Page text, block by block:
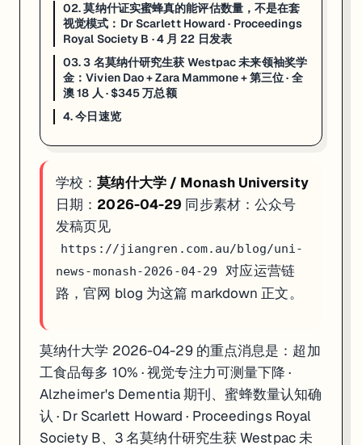
02. 莫纳什证实蜜蜂真的能评估数量，不是在套
视觉模式：Dr Scarlett Howard · Proceedings
Royal Society B · 4 月 22 日发表
03. 3 名莫纳什研究生获 Westpac 未来领袖奖学
金：Vivien Dao + Zara Mammone + 第三位 · 全
澳 18 人 · $345 万总额
4. 今日速览
学校：莫纳什大学 / Monash University
日期： 2026-04-29 同步素材：公众号
发稿页见
https://jiangren.com.au/blog/uni-
news-monash-2026-04-29
对应运营链
路，官网 blog 为这篇 markdown 正文。
莫纳什大学 2026-04-29 的重点消息是：超加
工食品每多 10% · 视觉专注力可测量下降 ·
Alzheimer's Dementia 期刊、蜜蜂数量认知确
认 · Dr Scarlett Howard · Proceedings Royal
Society B、3 名莫纳什研究生获 Westpac 未